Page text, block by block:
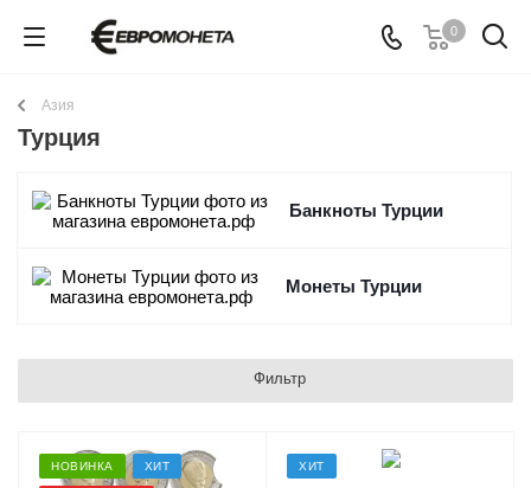
0
Азия
Турция
Банкноты Турции
Монеты Турции
Фильтр
НОВИНКА ХИТ ХИТ